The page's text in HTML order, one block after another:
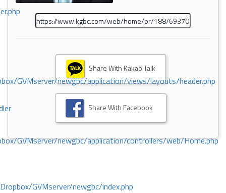
GVMserver/newgbc/application/views/layouts/header.php
GVMserver/newgbc/application/controllers/web/Home.php
GVMserver/newgbc/index.php
Share With Kakao Talk
Share With Facebook